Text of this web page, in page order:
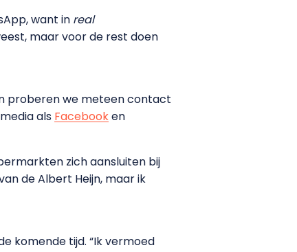
want in real
maar voor de rest doen
proberen we meteen contact
als Facebooken
zich aansluiten bij
de Albert Heijn, maar ik
komende tijd. “Ik vermoed